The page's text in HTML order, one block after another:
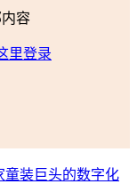
容
里登录
童装巨头的数字化